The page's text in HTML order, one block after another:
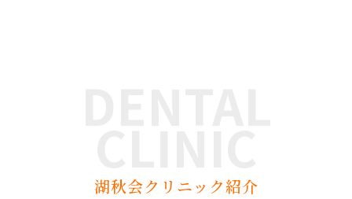
湖秋会クリニック紹介